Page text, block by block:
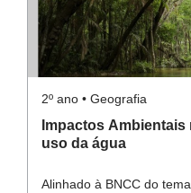
2º ano • Geografia
Impactos
uso da água
Alinhado à BNCC do